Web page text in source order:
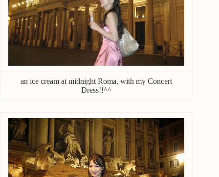
an ice cream at midnight Roma, with my Concert
Dress!!^^